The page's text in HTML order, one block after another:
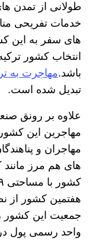
طولانی از تمدن
خدمات تفریحی
های سفر به این
انتخاب کشور
باشد.مهاجرت به
تبدیل شده است.
علاوه بر رونق
مهاجرین این
مهاجران و
های هم مرز
هفتمین کشور از
واحد رسمی پول در